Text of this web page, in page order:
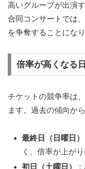
高いグループが出演
合同コンサートでは
を争奪することになり
倍率が高くなる
チケットの競争率は
ます。過去の傾向か
最終日（日曜日）
く、倍率が上がり
初日（土曜日）